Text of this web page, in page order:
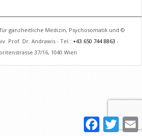
für ganzheitliche Medizin, Psychosomatik und
Prof. Dr. Andrawis - Tel.: +43 650 744 8863 -
37/16, 1040 Wien
FacebookTwitter Email